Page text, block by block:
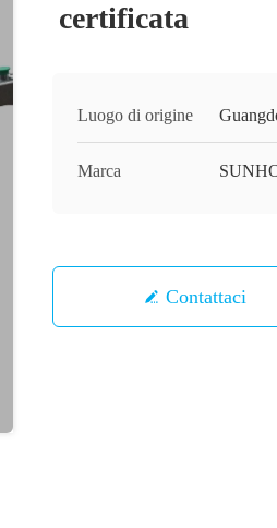
certificata
Luogo di origine
Marca
Contattaci